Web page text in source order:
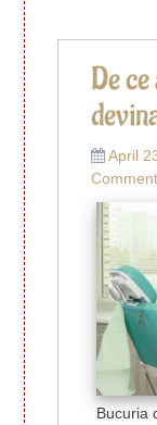
De
April
Comment
Bucuria